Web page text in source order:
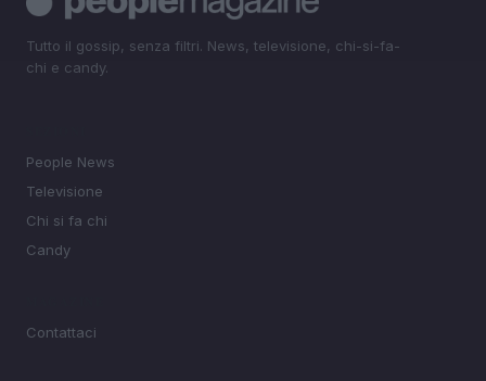
Tutto il gossip, senza filtri. News, televisione, chi-si-fa-
chi e candy.
People News
Televisione
Chi si fa chi
Candy
Contattaci